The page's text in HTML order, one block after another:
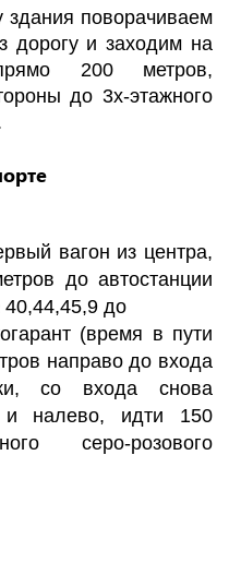
поворачиваем
дорогу и заходим на
200 метров,
до 3х-этажного
вагон из центра,
до автостанции
до
(время в пути
направо до входа
со входа снова
налево, идти 150
серо-розового